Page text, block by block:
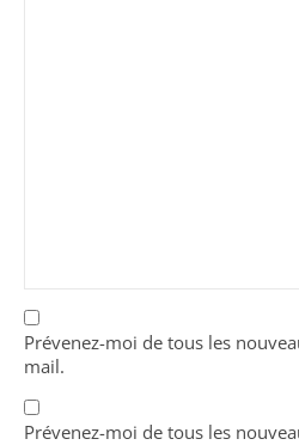
Prévenez-moi de tous les
mail.
Prévenez-moi de tous les